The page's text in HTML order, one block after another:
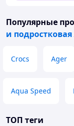
Популярные
и
Crocs Ager
Aqua Speed
ТОП теги